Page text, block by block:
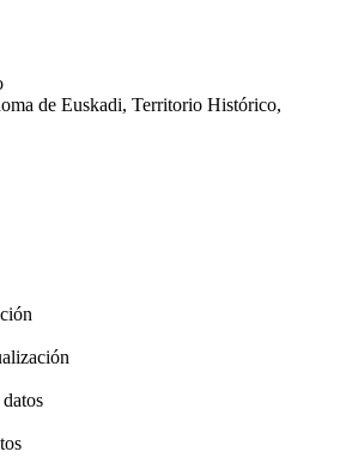
de Euskadi, Territorio Histórico,